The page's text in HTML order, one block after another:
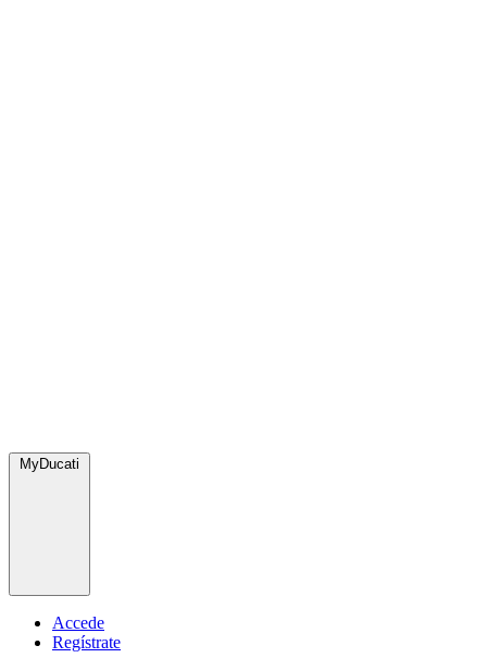
MyDucati
Accede
Regístrate